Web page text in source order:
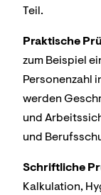
Teil.
Praktische
zum Beispiel
Personenzahl
werden
und
und
Schriftliche
Kalkulation,